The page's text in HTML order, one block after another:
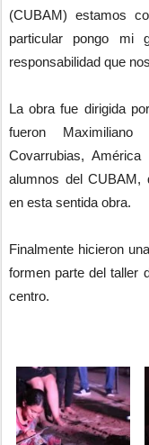
(CUBAM) estamos
particular pongo mi
responsabilidad que
La obra fue dirigida
fueron Maximiliano
Covarrubias,
alumnos del CUBAM,
en esta sentida obra.
Finalmente hicieron
formen parte del taller
centro.